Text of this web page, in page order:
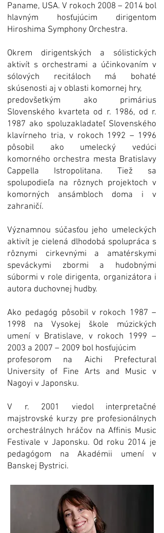
Paname, USA. V rokoch 2008 – 2014 bol
hlavným hosťujúcim dirigentom
Hiroshima Symphony Orchestra.
Okrem dirigentských a sólistických
aktivít s orchestrami a účinkovaním v
sólových recitáloch má bohaté
skúsenosti aj v oblasti komornej hry,
predovšetkým ako primárius
Slovenského kvarteta od r. 1986, od r.
1987 ako spoluzakladateľ Slovenského
klavírneho tria, v rokoch 1992 – 1996
pôsobil ako umelecký vedúci
komorného orchestra mesta Bratislavy
Cappella Istropolitana. Tiež sa
spolupodieľa na rôznych projektoch v
komorných ansámbloch doma i v
zahraničí.
Významnou súčasťou jeho umeleckých
aktivít je cielená dlhodobá spolupráca s
rôznymi cirkevnými a amatérskymi
speváckymi zbormi a hudobnými
súbormi v role dirigenta, organizátora i
autora duchovnej hudby.
Ako pedagóg pôsobil v rokoch 1987 –
1998 na Vysokej škole múzických
umení v Bratislave, v rokoch 1999 –
2003 a 2007 – 2009 bol hosťujúcim
profesorom na Aichi Prefectural
University of Fine Arts and Music v
Nagoyi v Japonsku.
V r. 2001 viedol interpretačné
majstrovské kurzy pre profesionálnych
orchestrálnych hráčov na Affinis Music
Festivale v Japonsku. Od roku 2014 je
pedagógom na Akadémii umení v
Banskej Bystrici.